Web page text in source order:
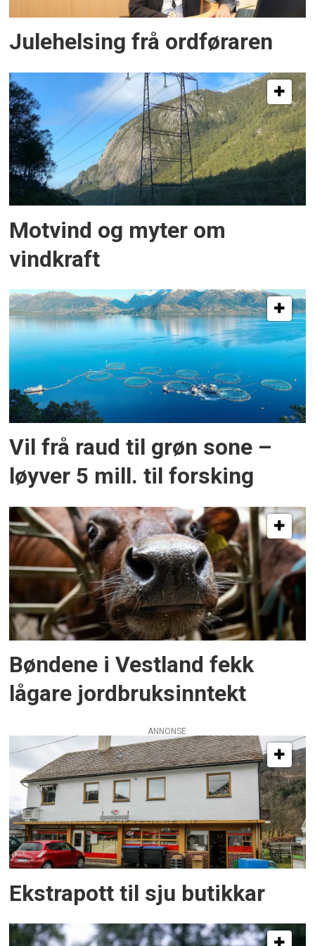
Julehelsing frå ordføraren
Motvind og myter om
vindkraft
Vil frå raud til grøn sone –
løyver 5 mill. til forsking
Bøndene i Vestland fekk
lågare jordbruksinntekt
ANNONSE
Ekstrapott til sju butikkar